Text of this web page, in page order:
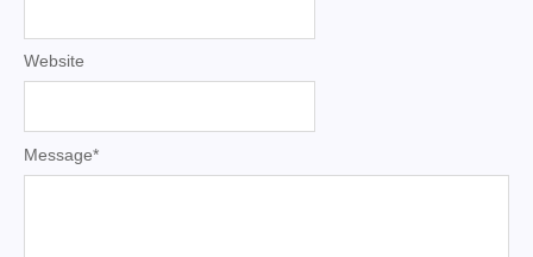
Message*
Website